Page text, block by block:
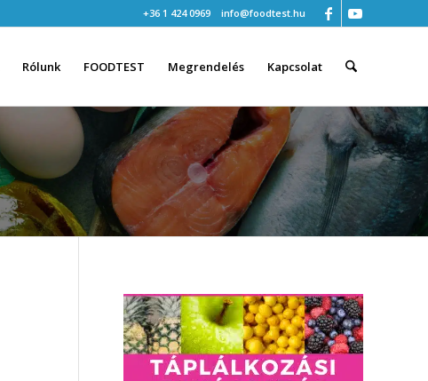
+36 1 424 0969 info@foodtest.hu
Rólunk FOODTEST Megrendelés Kapcsolat